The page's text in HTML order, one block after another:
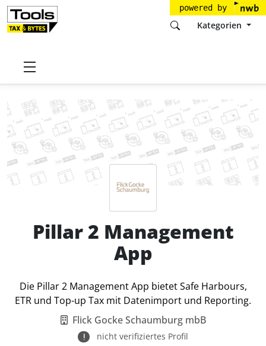
powered by
Kategorien
Startseite
Pillar 2 Management
App
Die Pillar 2 Management App bietet Safe Harbours,
ETR und Top-up Tax mit Datenimport und Reporting.
Flick Gocke Schaumburg mbB
nicht verifiziertes Profil